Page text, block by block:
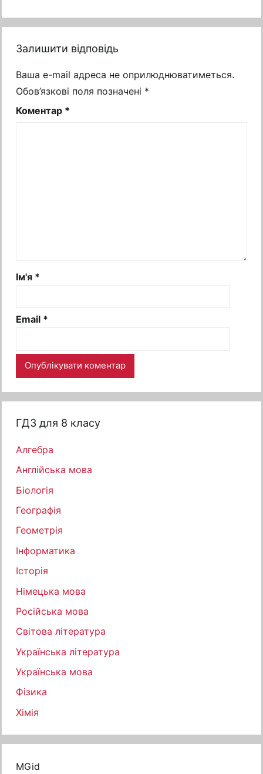
Залишити відповідь
Ваша e-mail адреса не оприлюднюватиметься.
Обов’язкові поля позначені *
Коментар *
Ім'я *
Email *
ГДЗ для 8 класу
Алгебра
Англійська мова
Біологія
Географія
Геометрія
Інформатика
Історія
Німецька мова
Російська мова
Світова література
Українська література
Українська мова
Фізика
Хімія
MGid